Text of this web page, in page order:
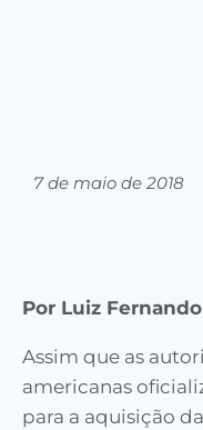
7 de maio de 2018
Por Luiz Fernando
Assim que as
americanas
para a aquisição